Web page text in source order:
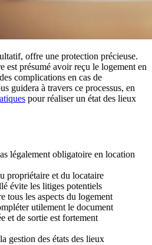
offre une protection précieuse.
est présumé avoir reçu le logement en
complications en cas de
guidera à travers ce processus, en
pour réaliser un état des lieux
légalement obligatoire en location
propriétaire et du locataire
évite les litiges potentiels
tous les aspects du logement
utilement le document
et de sortie est fortement
gestion des états des lieux